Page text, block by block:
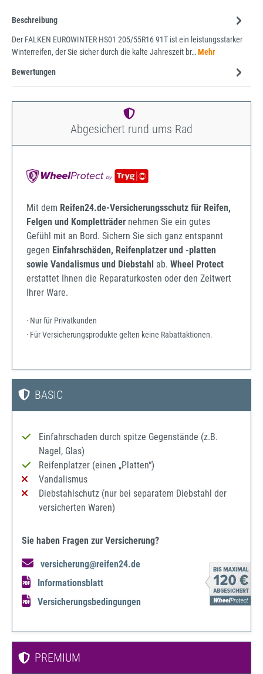
Beschreibung
Der FALKEN EUROWINTER HS01 205/55R16 91T ist ein leistungsstarker
Winterreifen, der Sie sicher durch die kalte Jahreszeit br…Mehr
Bewertungen
Abgesichert rund ums Rad
Mit dem Reifen24.de-Versicherungsschutz für Reifen,
Felgen und Kompletträder nehmen Sie ein gutes
Gefühl mit an Bord. Sichern Sie sich ganz entspannt
gegen Einfahrschäden, Reifenplatzer und -platten
sowie Vandalismus und Diebstahl ab. Wheel Protect
erstattet Ihnen die Reparaturkosten oder den Zeitwert
Ihrer Ware.
· Nur für Privatkunden
· Für Versicherungsprodukte gelten keine Rabattaktionen.
BASIC
Einfahrschaden durch spitze Gegenstände (z.B.
Nagel, Glas)
Reifenplatzer (einen „Platten“)
Vandalismus
Diebstahlschutz (nur bei separatem Diebstahl der
versicherten Waren)
Sie haben Fragen zur Versicherung?
versicherung@reifen24.de
Informationsblatt
Versicherungsbedingungen
PREMIUM